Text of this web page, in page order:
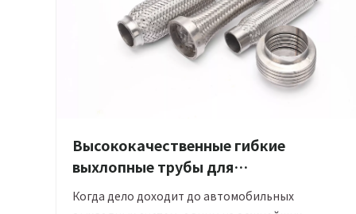
Высококачественные гибкие
выхлопные трубы для
автомобильной техники
Когда дело доходит до автомобильных